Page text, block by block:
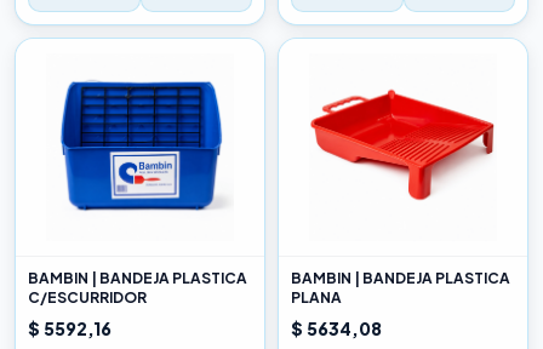
BAMBIN | BANDEJA PLASTICA
C/ESCURRIDOR
$ 5592,16
BAMBIN | BANDEJA PLASTICA
PLANA
$ 5634,08